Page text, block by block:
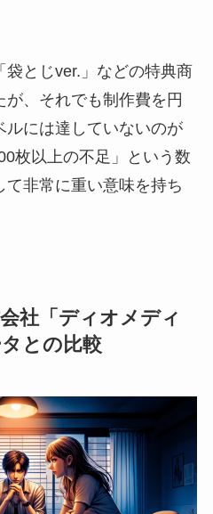
袋とじver.」などの特典商
、それでも制作費を円
ルには達していないのが
枚以上の不足」という数
非常に重い意味を持ち
社「ディオメディ
との比較